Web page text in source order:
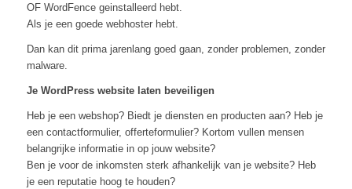
OF WordFence geinstalleerd hebt.
Als je een goede webhoster hebt.
Dan kan dit prima jarenlang goed gaan, zonder problemen, zonder
malware.
Je WordPress website laten beveiligen
Heb je een webshop? Biedt je diensten en producten aan? Heb je
een contactformulier, offerteformulier? Kortom vullen mensen
belangrijke informatie in op jouw website?
Ben je voor de inkomsten sterk afhankelijk van je website? Heb
je een reputatie hoog te houden?